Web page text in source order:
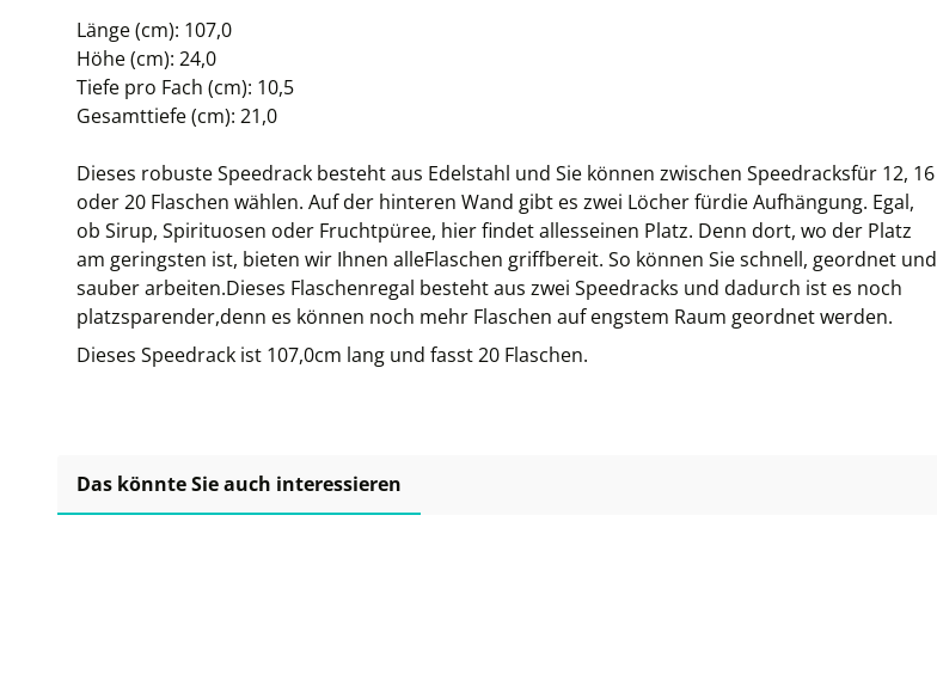
Länge (cm): 107,0
Höhe (cm): 24,0
Tiefe pro Fach (cm): 10,5
Gesamttiefe (cm): 21,0
Dieses robuste Speedrack besteht aus Edelstahl und Sie können zwischen Speedracksfür 12, 16
oder 20 Flaschen wählen. Auf der hinteren Wand gibt es zwei Löcher fürdie Aufhängung. Egal,
ob Sirup, Spirituosen oder Fruchtpüree, hier findet allesseinen Platz. Denn dort, wo der Platz
am geringsten ist, bieten wir Ihnen alleFlaschen griffbereit. So können Sie schnell, geordnet und
sauber arbeiten.Dieses Flaschenregal besteht aus zwei Speedracks und dadurch ist es noch
platzsparender,denn es können noch mehr Flaschen auf engstem Raum geordnet werden.
Dieses Speedrack ist 107,0cm lang und fasst 20 Flaschen.
Das könnte Sie auch interessieren